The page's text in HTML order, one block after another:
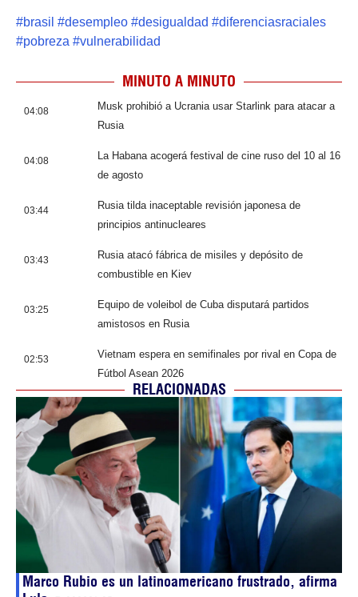
#brasil #desempleo #desigualdad #diferenciasraciales
#pobreza #vulnerabilidad
MINUTO A MINUTO
04:08
Musk prohibió a Ucrania usar Starlink para atacar a
Rusia
04:08
La Habana acogerá festival de cine ruso del 10 al 16
de agosto
03:44
Rusia tilda inaceptable revisión japonesa de
principios antinucleares
03:43
Rusia atacó fábrica de misiles y depósito de
combustible en Kiev
03:25
Equipo de voleibol de Cuba disputará partidos
amistosos en Rusia
02:53
Vietnam espera en semifinales por rival en Copa de
Fútbol Asean 2026
RELACIONADAS
Marco Rubio es un latinoamericano frustrado, afirma